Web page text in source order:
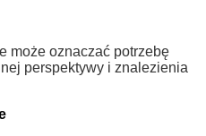
może oznaczać potrzebę
perspektywy i znalezienia